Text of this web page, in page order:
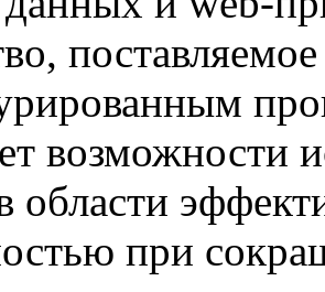
возможности
области
при